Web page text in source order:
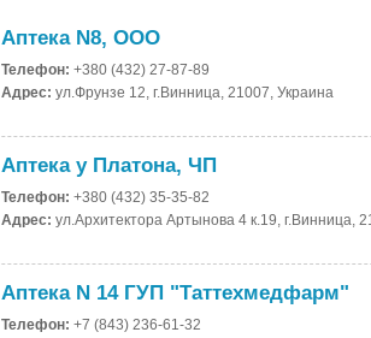
Аптека N8, ООО
Телефон: +380 (432) 27-87-89
Адрес: ул.Фрунзе 12, г.Винница, 21007, Украина
Аптека у Платона, ЧП
Телефон: +380 (432) 35-35-82
Адрес: ул.Архитектора Артынова 4 к.19, г.Винница,
Аптека N 14 ГУП "Таттехмедфарм"
Телефон: +7 (843) 236-61-32